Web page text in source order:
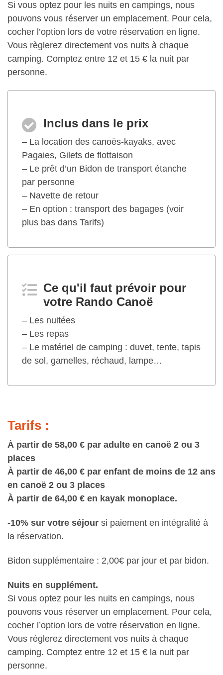
Si vous optez pour les nuits en campings, nous
pouvons vous réserver un emplacement. Pour cela,
cocher l’option lors de votre réservation en ligne.
Vous règlerez directement vos nuits à chaque
camping. Comptez entre 12 et 15 € la nuit par
personne.
Inclus dans le prix
– La location des canoës-kayaks, avec
Pagaies, Gilets de flottaison
– Le prêt d’un Bidon de transport étanche
par personne
– Navette de retour
– En option : transport des bagages (voir
plus bas dans Tarifs)
Ce qu'il faut prévoir pour
votre Rando Canoë
– Les nuitées
– Les repas
– Le matériel de camping : duvet, tente, tapis
de sol, gamelles, réchaud, lampe…
Tarifs :
À partir de 58,00 € par adulte en canoë 2 ou 3
places
À partir de 46,00 € par enfant de moins de 12 ans
en canoë 2 ou 3 places
À partir de 64,00 € en kayak monoplace.
-10% sur votre séjour si paiement en intégralité à
la réservation.
Bidon supplémentaire : 2,00€ par jour et par bidon.
Nuits en supplément.
Si vous optez pour les nuits en campings, nous
pouvons vous réserver un emplacement. Pour cela,
cocher l’option lors de votre réservation en ligne.
Vous règlerez directement vos nuits à chaque
camping. Comptez entre 12 et 15 € la nuit par
personne.